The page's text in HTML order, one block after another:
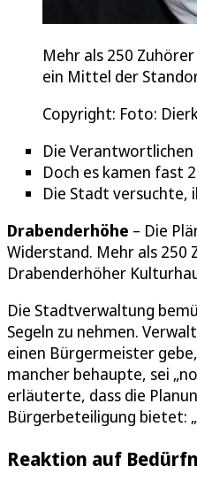
Mehr als 250
ein Mittel der
Copyright: Foto:
Die
Doch es kamen fast
Die Stadt versuchte,
Drabenderhöhe – Die
Widerstand. Mehr als 250
Drabenderhöher
Die Stadtverwaltung
Segeln zu nehmen.
einen Bürgermeister
mancher behaupte, sei
erläuterte, dass die
Bürgerbeteiligung bietet:
Reaktion auf